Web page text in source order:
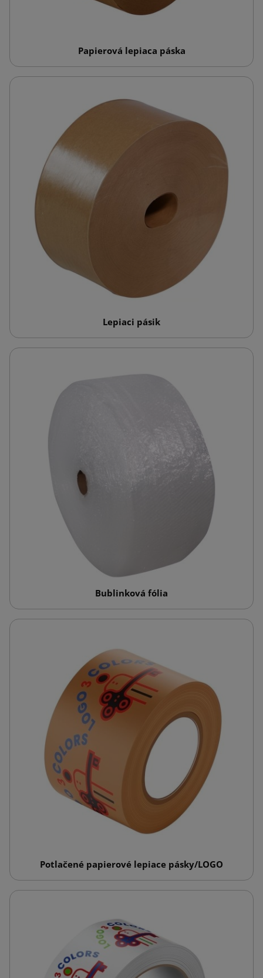
Papierová lepiaca páska
Lepiaci pásik
Bublinková fólia
Potlačené papierové lepiace pásky/LOGO